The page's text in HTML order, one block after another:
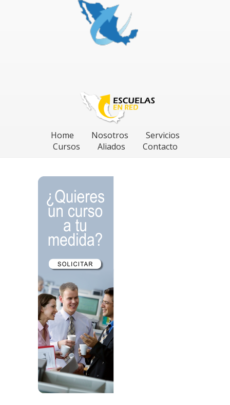
Home Nosotros
Servicios
Cursos
Aliados Contacto